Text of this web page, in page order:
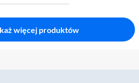
więcej produktów